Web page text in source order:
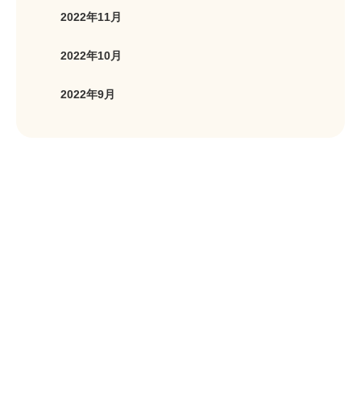
2022年11月
2022年10月
2022年9月